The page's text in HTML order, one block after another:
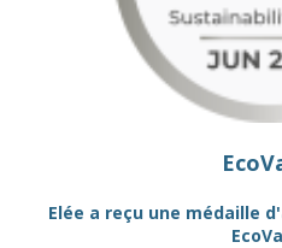
Elée a reçu une médaille